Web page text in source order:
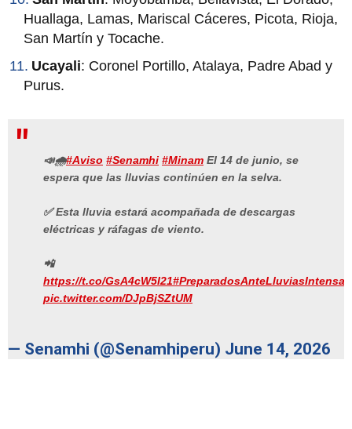
Huallaga, Lamas, Mariscal Cáceres, Picota, Rioja,
San Martín y Tocache.
Ucayali: Coronel Portillo, Atalaya, Padre Abad y
Purus.
📣🌧#Aviso #Senamhi #Minam El 14 de junio, se
espera que las lluvias continúen en la selva.
✅ Esta lluvia estará acompañada de descargas
eléctricas y ráfagas de viento.
📲
https://t.co/GsA4cW5I21#PreparadosAnteLluviasIntensas
pic.twitter.com/DJpBjSZtUM
— Senamhi (@Senamhiperu) June 14, 2026